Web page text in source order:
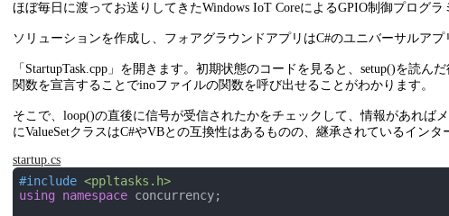
ほぼ毎日に渡ってお送りしてきたWindows IoT CoreによるGPIO制御プログ
ソリューションを作成し、フォアグラウンドアプリはC#のユニバーサルア
「StartupTask.cpp」を開きます。初期状態のコードを見ると、setup()を読
関数を宣言することでinoファイルの関数を呼び出せることがわかります。
そこで、loop()の直後に信号が受信されたかをチェックして、情報があれ
にValueSetクラスはC#やVBとの互換性はあるものの、継承されているインタ
startup.cs
#include <ppltasks.h>
using
namespace concurrency;